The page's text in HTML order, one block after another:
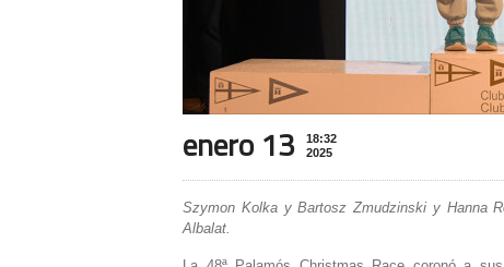
enero 13
18:32
2025
Szymon Kolka y Bartosz Zmudzinski y Hanna
Albalat.